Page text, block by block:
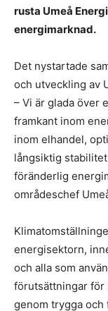
rusta Umeå
energimarknad.
Det nystartade
och utveckling av
– Vi är glada över
framkant inom
inom elhandel,
långsiktig
föränderlig
områdeschef
energisektorn,
och alla som
förutsättningar för
genom trygga och